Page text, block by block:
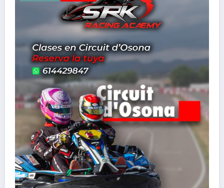
RESUMEN GP2 SKC 2026 EN KARTING CARDEDEU
12 de marzo de 2026 MIGUEL GORJON